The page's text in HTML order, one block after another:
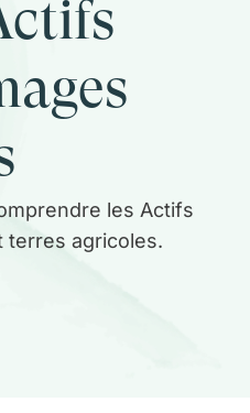
les Actifs
terres agricoles.